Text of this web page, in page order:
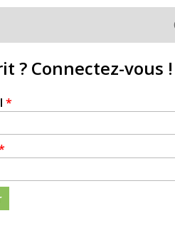
? Connectez-vous !
*